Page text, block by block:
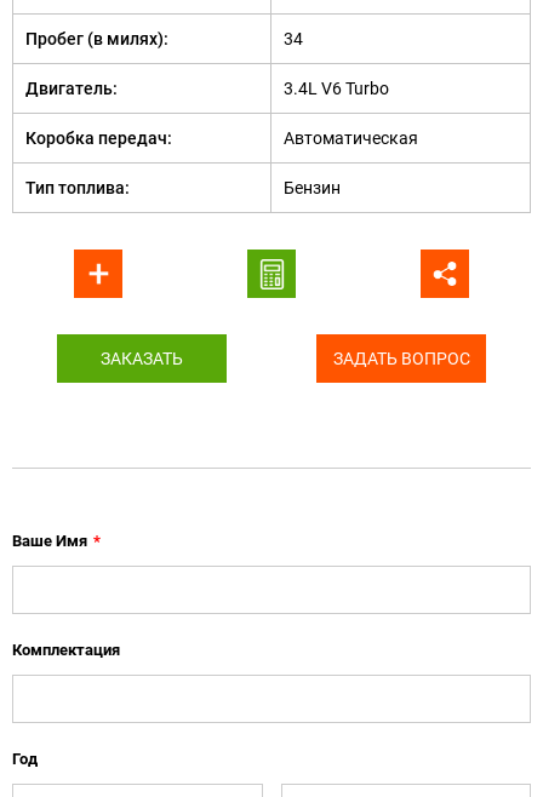
Пробег (в милях): 34
Двигатель: 3.4L V6 Turbo
Коробка передач: Автоматическая
Тип топлива: Бензин
ЗАКАЗАТЬ ЗАДАТЬ ВОПРОС
Ваше Имя *
Комплектация
Год